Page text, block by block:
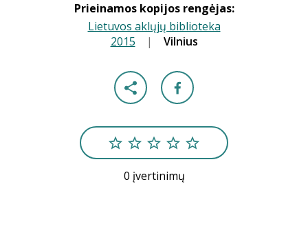
Prieinamos kopijos rengėjas:
Lietuvos aklųjų biblioteka
2015 | Vilnius
0 įvertinimų